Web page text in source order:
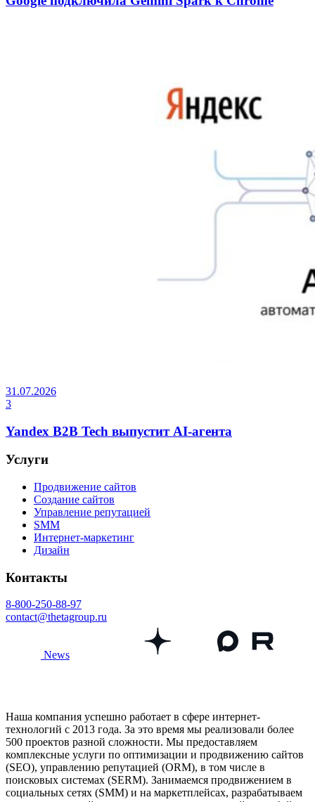
31.07.2026
3
Yandex B2B Tech выпустит AI-агента
Услуги
Продвижение сайтов
Создание сайтов
Управление репутацией
SMM
Интернет-маркетинг
Дизайн
Контакты
8-800-250-88-97
contact@thetagroup.ru
News
Наша компания успешно работает в сфере интернет-
технологий с 2013 года. За это время мы реализовали более
500 проектов разной сложности. Мы предоставляем
комплексные услуги по оптимизации и продвижению сайтов
(SEO), управлению репутацией (ORM), в том числе в
поисковых системах (SERM). Занимаемся продвижением в
социальных сетях (SMM) и на маркетплейсах, разрабатываем